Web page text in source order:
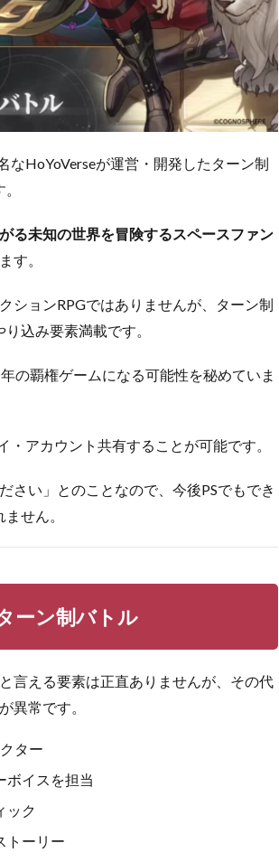
HoYoVerseが運営・開発したターン制
る未知の世界を冒険するスペースファン
す。
ションRPGではありませんが、ターン制
込み要素満載です。
の覇権ゲームになる可能性を秘めていま
アカウント共有することが可能です。
さい」とのことなので、今後PSでもでき
せん。
ーン制バトル
言える要素は正直ありませんが、その代
異常です。
ター
ボイスを担当
ック
トーリー